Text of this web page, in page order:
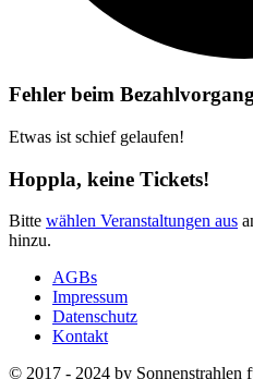
Fehler beim
Etwas ist schief gelaufen!
Hoppla, keine Tickets!
Bitte wählen Veranstaltungen aus
hinzu.
AGBs
Impressum
Datenschutz
Kontakt
© 2017 - 2024 by Sonnenstrahlen